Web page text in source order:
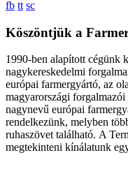
fb tt sc
Köszöntjük a
1990-ben alapított cégünk
nagykereskedelmi
európai farmergyártó, az
magyarországi
nagynevű európai
rendelkezünk, melyben
ruhaszövet található. A
megtekinteni kínálatunk
egyeztessen
Vid